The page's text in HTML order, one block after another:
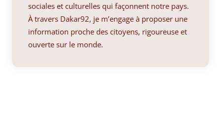
sociales et culturelles qui façonnent notre pays.
À travers Dakar92, je m’engage à proposer une
information proche des citoyens, rigoureuse et
ouverte sur le monde.